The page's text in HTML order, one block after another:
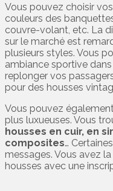
Vous pouvez choisir
couleurs des
couvre-volant, etc. La
sur le marché est
plusieurs styles. Vous
ambiance sportive dans
replonger vos
pour des housses
Vous pouvez
plus luxueuses. Vous
housses en cuir, en
composites…
messages. Vous avez
housses avec une